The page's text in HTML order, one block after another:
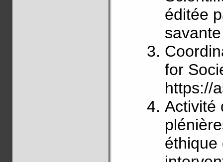
éditée
for
https://
Activité
éthique